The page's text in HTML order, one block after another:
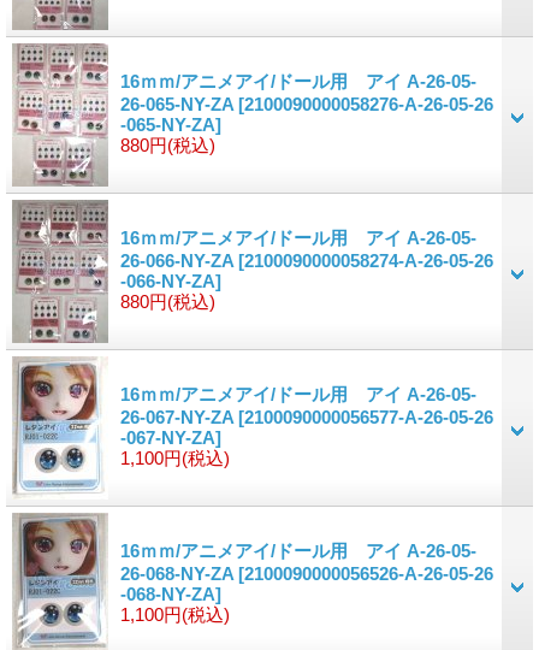
16ｍｍ/アニメアイ/ドール用 アイ A-26-05-
26-065-NY-ZA [2100090000058276-A-26-05-26
-065-NY-ZA]
880円(税込)
16ｍｍ/アニメアイ/ドール用 アイ A-26-05-
26-066-NY-ZA [2100090000058274-A-26-05-26
-066-NY-ZA]
880円(税込)
16ｍｍ/アニメアイ/ドール用 アイ A-26-05-
26-067-NY-ZA [2100090000056577-A-26-05-26
-067-NY-ZA]
1,100円(税込)
16ｍｍ/アニメアイ/ドール用 アイ A-26-05-
26-068-NY-ZA [2100090000056526-A-26-05-26
-068-NY-ZA]
1,100円(税込)